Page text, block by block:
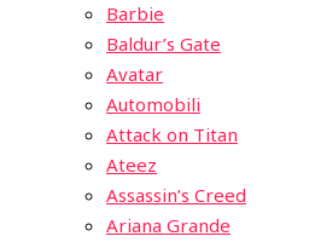
Barbie
Baldur’s Gate
Avatar
Automobili
Attack on Titan
Ateez
Assassin’s Creed
Ariana Grande